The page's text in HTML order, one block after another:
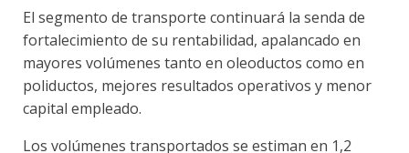
El segmento de transporte continuará la senda de
fortalecimiento de su rentabilidad, apalancado en
mayores volúmenes tanto en oleoductos como en
poliductos, mejores resultados operativos y menor
capital empleado.
Los volúmenes transportados se estiman en 1,2